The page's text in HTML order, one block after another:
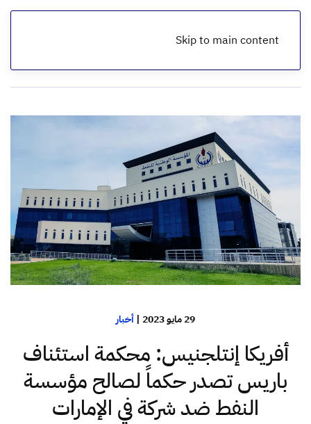
Skip to main content
الرئيسية
29 مايو 2023 | أخبار
أفريكا إنتلجنيس: محكمة استئناف
باريس تصدر حكماً لصالح مؤسسة
النفط ضد شركة في الإمارات